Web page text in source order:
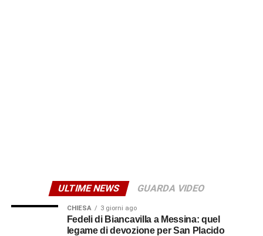
ULTIME NEWS GUARDA VIDEO
CHIESA 3 giorni ago
Fedeli di Biancavilla a Messina: quel
legame di devozione per San Placido